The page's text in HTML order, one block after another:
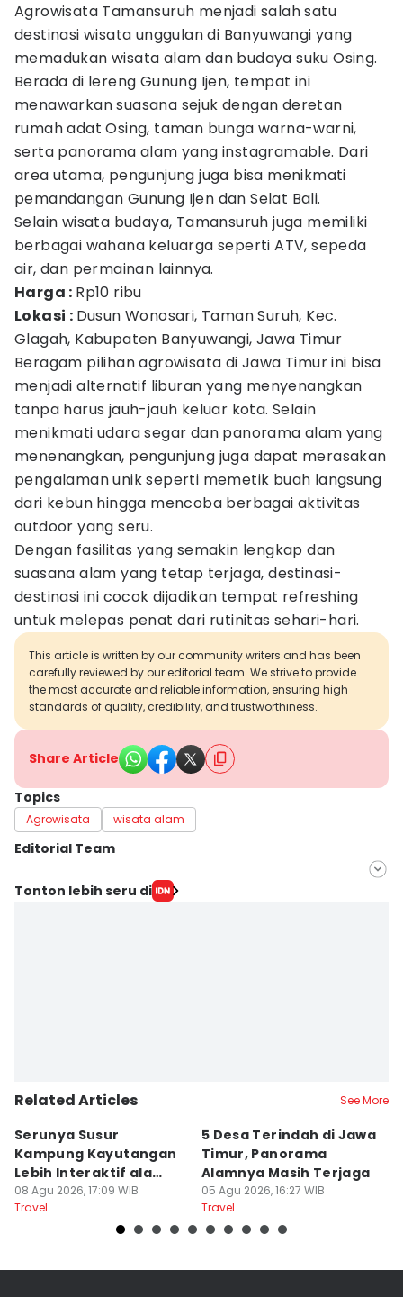
Agrowisata Tamansuruh menjadi salah satu
destinasi wisata unggulan di Banyuwangi yang
memadukan wisata alam dan budaya suku Osing.
Berada di lereng Gunung Ijen, tempat ini
menawarkan suasana sejuk dengan deretan
rumah adat Osing, taman bunga warna-warni,
serta panorama alam yang instagramable. Dari
area utama, pengunjung juga bisa menikmati
pemandangan Gunung Ijen dan Selat Bali.
Selain wisata budaya, Tamansuruh juga memiliki
berbagai wahana keluarga seperti ATV, sepeda
air, dan permainan lainnya.
Harga : Rp10 ribu
Lokasi : Dusun Wonosari, Taman Suruh, Kec.
Glagah, Kabupaten Banyuwangi, Jawa Timur
Beragam pilihan agrowisata di Jawa Timur ini bisa
menjadi alternatif liburan yang menyenangkan
tanpa harus jauh-jauh keluar kota. Selain
menikmati udara segar dan panorama alam yang
menenangkan, pengunjung juga dapat merasakan
pengalaman unik seperti memetik buah langsung
dari kebun hingga mencoba berbagai aktivitas
outdoor yang seru.
Dengan fasilitas yang semakin lengkap dan
suasana alam yang tetap terjaga, destinasi-
destinasi ini cocok dijadikan tempat refreshing
untuk melepas penat dari rutinitas sehari-hari.
This article is written by our community writers and has been
carefully reviewed by our editorial team. We strive to provide
the most accurate and reliable information, ensuring high
standards of quality, credibility, and trustworthiness.
Share Article
Topics
Agrowisata wisata alam
Editorial Team
Editor
Tonton lebih seru di
Related Articles See More
Serunya Susur
Kampung Kayutangan
Lebih Interaktif ala
Kelana Race
08 Agu 2026, 17:09 WIB
Travel
5 Desa Terindah di Jawa
Timur, Panorama
Alamnya Masih Terjaga
05 Agu 2026, 16:27 WIB
Travel